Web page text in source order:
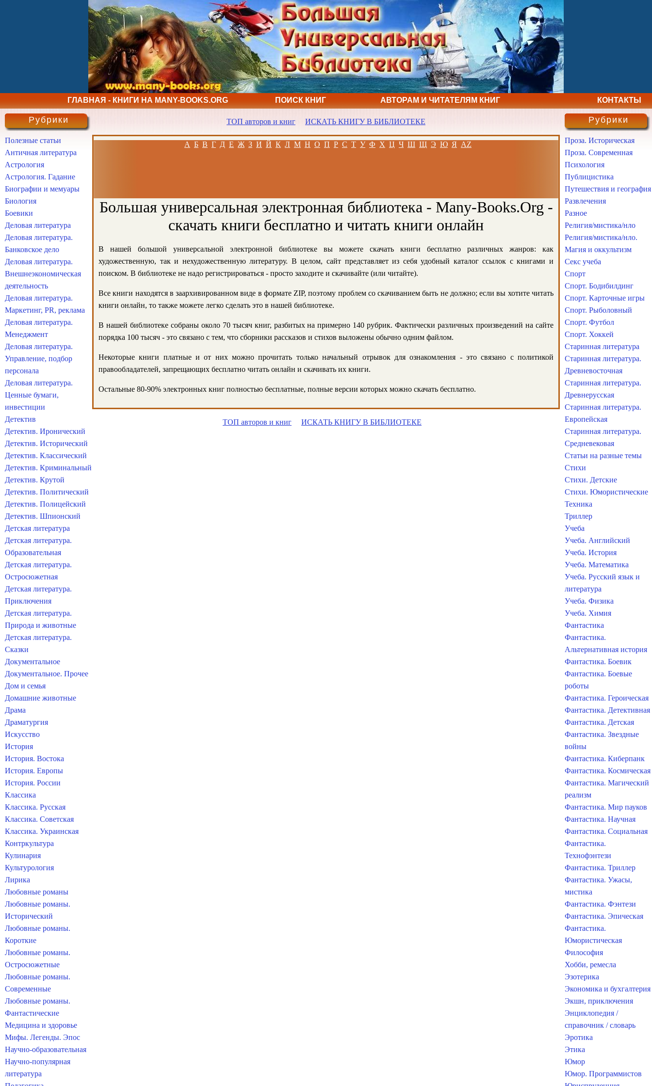
ГЛАВНАЯ - КНИГИ НА MANY-BOOKS.ORG ПОИСК КНИГ АВТОРАМ И ЧИТАТЕЛЯМ КНИГ КОНТАКТЫ
ТОП авторов и книг ИСКАТЬ КНИГУ В БИБЛИОТЕКЕ
А Б В Г Д Е Ж З И Й К Л М Н О П Р С Т У Ф Х Ц Ч Ш Щ Э Ю Я AZ
Большая универсальная электронная библиотека - Many-Books.Org -
скачать книги бесплатно и читать книги онлайн
В нашей большой универсальной электронной библиотеке вы можете скачать книги бесплатно различных жанров: как
художественную, так и нехудожественную литературу. В целом, сайт представляет из себя удобный каталог ссылок с книгами и
поиском. В библиотеке не надо регистрироваться - просто заходите и скачивайте (или читайте).
Все книги находятся в заархивированном виде в формате ZIP, поэтому проблем со скачиванием быть не должно; если вы хотите читать
книги онлайн, то также можете легко сделать это в нашей библиотеке.
В нашей библиотеке собраны около 70 тысяч книг, разбитых на примерно 140 рубрик. Фактически различных произведений на сайте
порядка 100 тысяч - это связано с тем, что сборники рассказов и стихов выложены обычно одним файлом.
Некоторые книги платные и от них можно прочитать только начальный отрывок для ознакомления - это связано с политикой
правообладателей, запрещающих бесплатно читать онлайн и скачивать их книги.
Остальные 80-90% электронных книг полностью бесплатные, полные версии которых можно скачать бесплатно.
ТОП авторов и книг ИСКАТЬ КНИГУ В БИБЛИОТЕКЕ
Рубрики
Полезные статьи
Античная литература
Астрология
Астрология. Гадание
Биографии и мемуары
Биология
Боевики
Деловая литература
Деловая литература.
Банковское дело
Деловая литература.
Внешнеэкономическая
деятельность
Деловая литература.
Маркетинг, PR, реклама
Деловая литература.
Менеджмент
Деловая литература.
Управление, подбор
персонала
Деловая литература.
Ценные бумаги,
инвестиции
Детектив
Детектив. Иронический
Детектив. Исторический
Детектив. Классический
Детектив. Криминальный
Детектив. Крутой
Детектив. Политический
Детектив. Полицейский
Детектив. Шпионский
Детская литература
Детская литература.
Образовательная
Детская литература.
Остросюжетная
Детская литература.
Приключения
Детская литература.
Природа и животные
Детская литература.
Сказки
Документальное
Документальное. Прочее
Дом и семья
Домашние животные
Драма
Драматургия
Искусство
История
История. Востока
История. Европы
История. России
Классика
Классика. Русская
Классика. Советская
Классика. Украинская
Контркультура
Кулинария
Культурология
Лирика
Любовные романы
Любовные романы.
Исторический
Любовные романы.
Короткие
Любовные романы.
Остросюжетные
Любовные романы.
Современные
Любовные романы.
Фантастические
Медицина и здоровье
Мифы. Легенды. Эпос
Научно-образовательная
Научно-популярная
литература
Рубрики
Проза. Историческая
Проза. Современная
Психология
Публицистика
Путешествия и география
Развлечения
Разное
Религия/мистика/нло
Религия/мистика/нло.
Магия и оккультизм
Секс учеба
Спорт
Спорт. Бодибилдинг
Спорт. Карточные игры
Спорт. Рыболовный
Спорт. Футбол
Спорт. Хоккей
Старинная литература
Старинная литература.
Древневосточная
Старинная литература.
Древнерусская
Старинная литература.
Европейская
Старинная литература.
Средневековая
Статьи на разные темы
Стихи
Стихи. Детские
Стихи. Юмористические
Техника
Триллер
Учеба
Учеба. Английский
Учеба. История
Учеба. Математика
Учеба. Русский язык и
литература
Учеба. Физика
Учеба. Химия
Фантастика
Фантастика.
Альтернативная история
Фантастика. Боевик
Фантастика. Боевые
роботы
Фантастика. Героическая
Фантастика. Детективная
Фантастика. Детская
Фантастика. Звездные
войны
Фантастика. Киберпанк
Фантастика. Космическая
Фантастика. Магический
реализм
Фантастика. Мир пауков
Фантастика. Научная
Фантастика. Социальная
Фантастика.
Технофэнтези
Фантастика. Триллер
Фантастика. Ужасы,
мистика
Фантастика. Фэнтези
Фантастика. Эпическая
Фантастика.
Юмористическая
Философия
Хобби, ремесла
Эзотерика
Экономика и бухгалтерия
Экшн, приключения
Энциклопедия /
справочник / словарь
Эротика
Этика
Юмор
Юмор. Программистов